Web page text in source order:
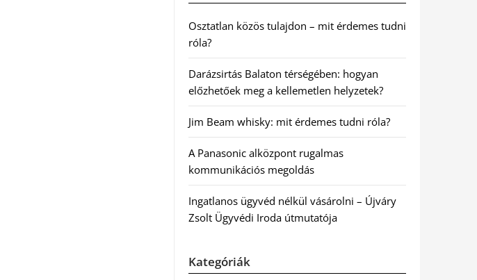
Osztatlan közös tulajdon – mit érdemes tudni
róla?
Darázsirtás Balaton térségében: hogyan
előzhetőek meg a kellemetlen helyzetek?
Jim Beam whisky: mit érdemes tudni róla?
A Panasonic alközpont rugalmas
kommunikációs megoldás
Ingatlanos ügyvéd nélkül vásárolni – Újváry
Zsolt Ügyvédi Iroda útmutatója
Kategóriák